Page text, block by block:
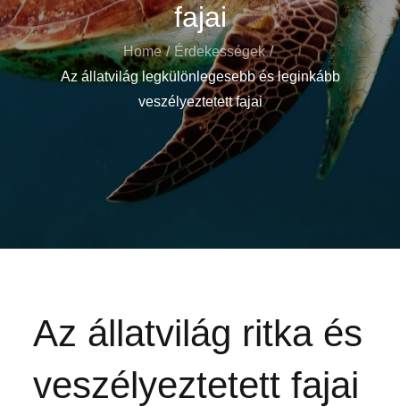
fajai
Home
Érdekességek
Az állatvilág legkülönlegesebb és leginkább
veszélyeztetett fajai
Az állatvilág ritka és
veszélyeztetett fajai